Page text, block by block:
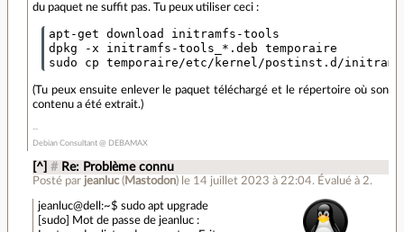
du paquet ne suffit pas. Tu peux utiliser ceci :
apt-get download initramfs-tools
dpkg -x initramfs-tools_*.deb temporaire
(Tu peux ensuite enlever le paquet téléchargé et le répertoire où son
contenu a été extrait.)
Debian Consultant @ DEBAMAX
[^] # Re: Problème connu
Posté par jeanluc( Mastodon) le 14 juillet 2023 à 22:04. Évalué à2.
jeanluc@dell:~$ sudo apt upgrade
[sudo] Mot de passe de jeanluc :